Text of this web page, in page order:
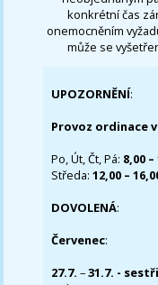
konkrétní čas
onemocněním
může se
UPOZORNĚNÍ:
Provoz ordinace
Po, Út, Čt, Pá: 8,00
Středa:12,00 –
DOVOLENÁ:
Červenec:
27.7.–31.7. -